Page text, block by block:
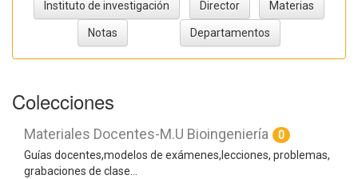
Colecciones
Materiales Docentes-M.U Bioingeniería
0
Guías docentes,modelos de exámenes,lecciones, problemas,
grabaciones de clase...